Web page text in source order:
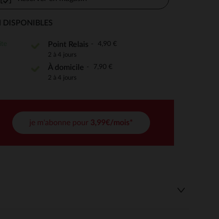
de confidentialité, en garantissant la conformité avec
Point Relais 4,90 €
2 à 4 jours
À domicile 7,90 €
2 à 4 jours
je m'abonne pour 3,99€/mois*